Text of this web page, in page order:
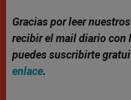
Gracias por leer
recibir el mail diario con
puedes suscribirte
enlace.